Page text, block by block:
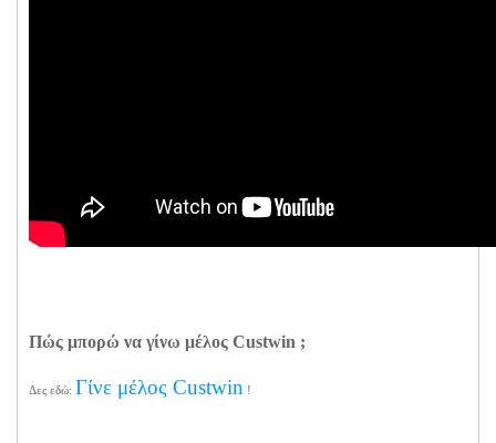
Πώς μπορώ να γίνω μέλος Custwin ;
Δες εδώ: Γίνε μέλος Custwin !